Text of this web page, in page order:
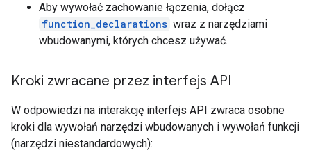
Aby wywołać zachowanie łączenia, dołącz
function_declarations wraz z narzędziami
wbudowanymi, których chcesz używać.
Kroki zwracane przez interfejs API
W odpowiedzi na interakcję interfejs API zwraca osobne
kroki dla wywołań narzędzi wbudowanych i wywołań funkcji
(narzędzi niestandardowych):